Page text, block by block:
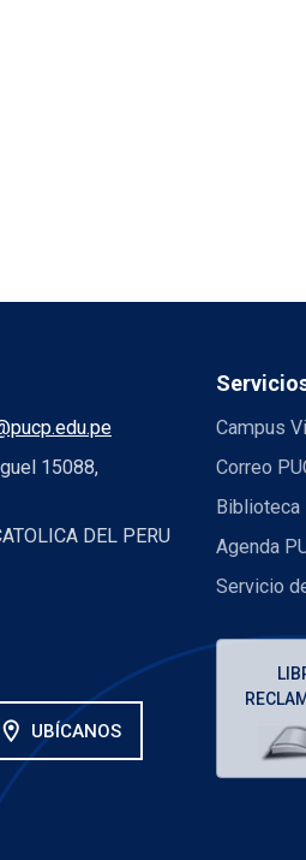
15088,
DEL PERU
location_on UBÍCANOS
Campus
Correo
Biblioteca
Agenda
Servicio